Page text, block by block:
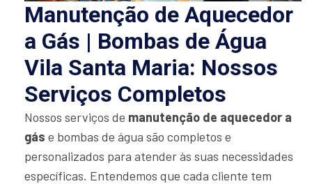
Manutenção de Aquecedor
a Gás | Bombas de Água
Vila Santa Maria: Nossos
Serviços Completos
Nossos serviços de manutenção de aquecedor a
gás e bombas de água são completos e
personalizados para atender às suas necessidades
específicas. Entendemos que cada cliente tem